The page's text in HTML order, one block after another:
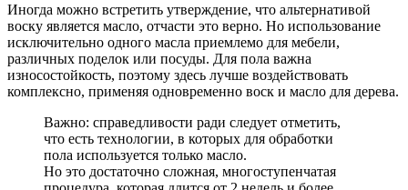
Иногда можно встретить утверждение, что альтернативой
воску является масло, отчасти это верно. Но использование
исключительно одного масла приемлемо для мебели,
различных поделок или посуды. Для пола важна
износостойкость, поэтому здесь лучше воздействовать
комплексно, применяя одновременно воск и масло для дерева.
Важно: справедливости ради следует отметить,
что есть технологии, в которых для обработки
пола используется только масло.
Но это достаточно сложная, многоступенчатая